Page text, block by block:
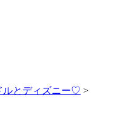
ルとディズニー♡ >